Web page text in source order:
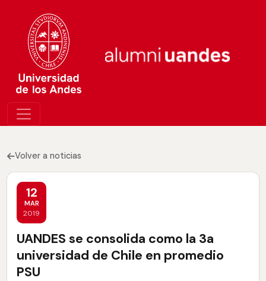
Volver a noticias
12
MAR
2019
UANDES se consolida como la 3a
universidad de Chile en promedio
PSU